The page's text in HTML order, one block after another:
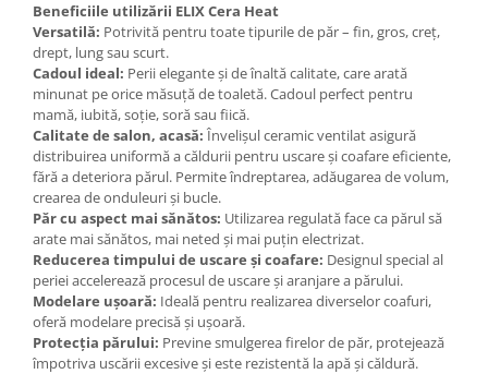
Beneficiile utilizării ELIX Cera Heat
Versatilă: Potrivită pentru toate tipurile de păr – fin, gros, creț,
drept, lung sau scurt.
Cadoul ideal: Perii elegante și de înaltă calitate, care arată
minunat pe orice măsuță de toaletă. Cadoul perfect pentru
mamă, iubită, soție, soră sau fiică.
Calitate de salon, acasă: Învelișul ceramic ventilat asigură
distribuirea uniformă a căldurii pentru uscare și coafare eficiente,
fără a deteriora părul. Permite îndreptarea, adăugarea de volum,
crearea de onduleuri și bucle.
Păr cu aspect mai sănătos: Utilizarea regulată face ca părul să
arate mai sănătos, mai neted și mai puțin electrizat.
Reducerea timpului de uscare și coafare: Designul special al
periei accelerează procesul de uscare și aranjare a părului.
Modelare ușoară: Ideală pentru realizarea diverselor coafuri,
oferă modelare precisă și ușoară.
Protecția părului: Previne smulgerea firelor de păr, protejează
împotriva uscării excesive și este rezistentă la apă și căldură.